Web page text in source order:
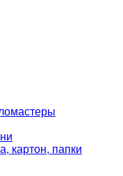
картон, папки